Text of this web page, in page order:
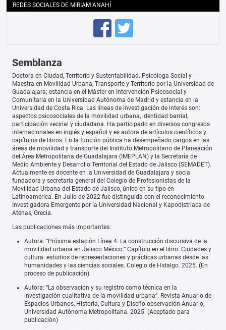
REDES SOCIALES DE MIRIAM ANAHÍ
Semblanza
Doctora en Ciudad, Territorio y Sustentabilidad. Psicóloga Social y
Maestra en Movilidad Urbana, Transporte y Territorio por la Universidad de
Guadalajara; estancia en el Máster en Intervención Psicosocial y
Comunitaria en la Universidad Autónoma de Madrid y estancia en la
Universidad de Costa Rica. Las líneas de investigación de interés son:
aspectos psicosociales de la movilidad urbana, identidad barrial,
participación vecinal y ciudadana. Ha participado en diversos congresos
internacionales en inglés y español y es autora de artículos científicos y
capítulos de libros. En la función pública ha desempeñado cargos en las
áreas de movilidad y transporte del Instituto Metropolitano de Planeación
del Área Metropolitana de Guadalajara (IMEPLAN) y la Secretaría de
Medio Ambiente y Desarrollo Territorial del Estado de Jalisco (SEMADET).
Actualmente es docente en la Universidad de Guadalajara y socia
fundadora y secretaria general del Colegio de Profesionistas de la
Movilidad Urbana del Estado de Jalisco, único en su tipo en
Latinoamérica. En Julio de 2022 fue distinguida con el reconocimiento
Investigadora Emergente por la Universidad Nacional y Kapodistríaca de
Atenas, Grecia.
Las publicaciones más importantes:
Autora: “Próxima estación Línea 4. La construcción discursiva de la
movilidad urbana en Jalisco México.” Capítulo en el libro: Ciudades y
cultura: estudios de representaciones y prácticas urbanas desde las
humanidades y las ciencias sociales. Colegio de Hidalgo. 2025. (En
proceso de publicación).
Autora: “La observación y su registro como técnica en la
investigación cualitativa de la movilidad urbana”. Revista Anuario de
Espacios Urbanos, Historia, Cultura y Diseño observación Anuario,
Universidad Autónoma Metropolitana. 2025. (Aceptado para
publicación)